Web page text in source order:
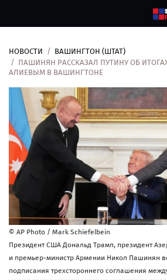
Новости
Рубрики
Контакты
нас
НОВОСТИ
ВАШИНГТОН (ШТАТ)
ПАШИНЯН РАССКАЗАЛ ПУТИНУ ОБ
АЛИЕВЫМ В ВАШИНГТОНЕ
© AP Photo / Mark Schiefelbein
Президент США Дональд Трамп, президент
и премьер-министр Армении Никол Пашинян
подписания трехстороннего соглашения